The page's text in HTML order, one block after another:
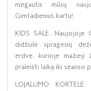
mėgautis mūsų
Gimtadienius kartu!
KIDS SALĖ: Naujojoje
didžiulė spragėsių
erdvė, kurioje mažieji
praleisti laiką iki seanso
LOJALUMO